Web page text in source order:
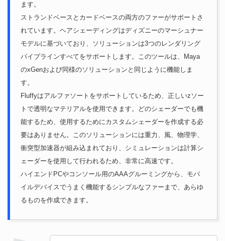
ます。
ストランドベースとカードベースの両方のファーがサポートさ
れています。ヘアシェーディングはディズニーのマーシュナー
モデルに基づいており、ソリューションは3つのレンダリング
パイプラインすべてをサポートします。このツールは、Maya
のxGenおよび同様のソリューションと同じように機能しま
す。
Fluffyはアルファソートをサポートしているため、正しいzソー
トで透明なマテリアルを使用できます。どのシェーダーでも機
能するため、使用するためにカスタムシェーダーを作成する必
要はありません。このソリューションには重力、風、物理学、
衝突型加速器が組み込まれており、シミュレーションは計算シ
ェーダーを使用して行われるため、非常に高速です。
ハイエンドPCやコンソール用のAAAグルーミングから、モバ
イルデバイスでうまく機能するシンプルなファーまで、あらゆ
るものを作成できます。